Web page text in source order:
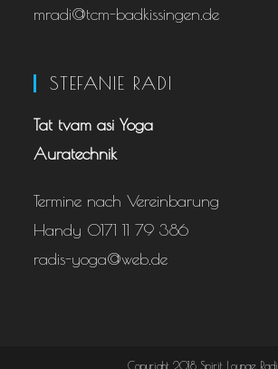
mradi@tcm-badkissingen.de
STEFANIE RADI
Tat tvam asi Yoga
Auratechnik
Termine nach Vereinbarung
Handy 0171 11 79 386
radis-yoga@web.de
Copyright 2018 Spirit Lounge Radi